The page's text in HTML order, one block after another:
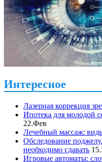
Интересное
Лазерная коррекция
Ипотека для молодой
22.Фев
Лечебный массаж:
Обследование
необходимо сдавать
Игровые автоматы: